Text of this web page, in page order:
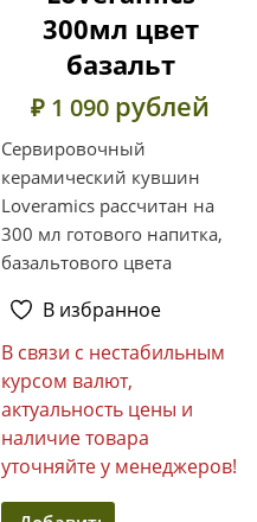
300мл цвет
базальт
₽ 1 090 рублей
Сервировочный
керамический кувшин
Loveramics рассчитан на
300 мл готового напитка,
базальтового цвета
В избранное
В связи с нестабильным
курсом валют,
актуальность цены и
наличие товара
уточняйте у менеджеров!